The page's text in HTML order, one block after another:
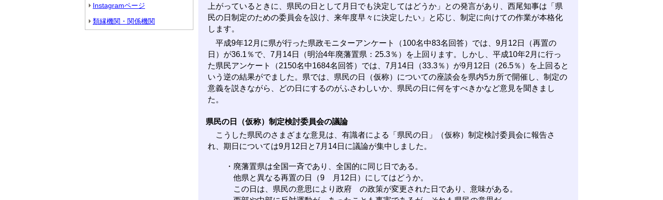
Instagramページ
類縁機関・関係機関
上がっているときに、県民の日として月日でも決定してはどうか」との発言があり、西尾知事は「県
民の日制定のための委員会を設け、来年度早々に決定したい」と応じ、制定に向けての作業が本格化
します。
平成9年12月に県が行った県政モニターアンケート（100名中83名回答）では、9月12日（再置の
日）が36.1％で、7月14日（明治4年廃藩置県：25.3％）を上回ります。しかし、平成10年2月に行っ
た県民アンケート（2150名中1684名回答）では、7月14日（33.3％）が9月12日（26.5％）を上回ると
いう逆の結果がでました。県では、県民の日（仮称）についての座談会を県内5カ所で開催し、制定の
意義を説きながら、どの日にするのがふさわしいか、県民の日に何をすべきかなど意見を聞きまし
た。
県民の日（仮称）制定検討委員会の議論
こうした県民のさまざまな意見は、有識者による「県民の日」（仮称）制定検討委員会に報告さ
れ、期日については9月12日と7月14日に議論が集中しました。
・廃藩置県は全国一斉であり、全国的に同じ日である。
他県と異なる再置の日（9 月12日）にしてはどうか。
この日は、県民の意思により政府 の政策が変更された日であり、意味がある。